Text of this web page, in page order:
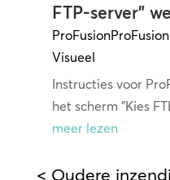
FTP-server"
ProFusion
Visueel
Instructies voor
het scherm "Kies
meer lezen
< Oudere